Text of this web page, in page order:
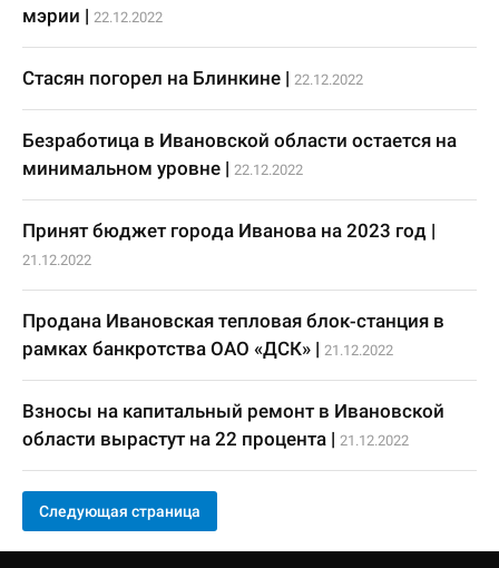
мэрии | 22.12.2022
Стасян погорел на Блинкине | 22.12.2022
Безработица в Ивановской области остается на
минимальном уровне | 22.12.2022
Принят бюджет города Иванова на 2023 год |
21.12.2022
Продана Ивановская тепловая блок-станция в
рамках банкротства ОАО «ДСК» | 21.12.2022
Взносы на капитальный ремонт в Ивановской
области вырастут на 22 процента | 21.12.2022
Следующая страница